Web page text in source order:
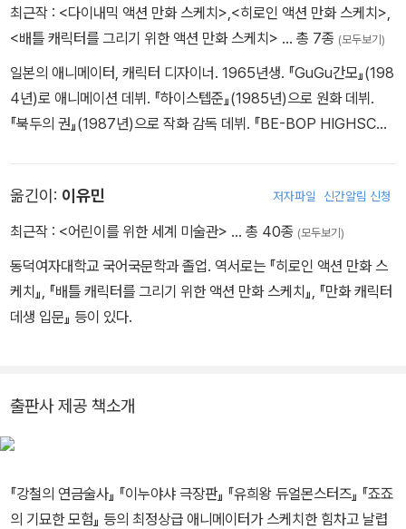
는 방법을 가르쳐 주는 첨삭 지도와 실력을 한층 높이는 저자의 팁은
별도의 코너로 설명했다.
최근작 : <다이내믹 액션 만화 스케치> <히로인 액션 만화 스케치>
<배틀 캐릭터를 그리기 위한 액션 만화 스케치> … 총 7종 (모두보기)
일본의 애니메이터, 캐릭터 디자이너. 1965년생. 『GuGu간모』(198
4년)로 애니메이션 데뷔. 『하이스텝준』(1985년)으로 원화 데뷔.
『북두의 권』(1987년)으로 작화 감독 데뷔. 『BE-BOP HIGHSCH
『바람의 검심 추억편』(1999년, 원화), 『유희왕 듀얼 몬스터즈』(200
0~2004년, 작화 감독, 원화), 『이누야샤 극장판』(2003년, 작화 감
년, 원화)등이 있다. 최근에는 『골든 카무이』(2018~2020년) 메인
애니메이터, 『pet』(2020년) 애니메이션 캐릭터 디자인 등을 맡고
있다. 저서로는 액션 만화 스케치 시리즈인 『히로인 액션 만화 스케
옮긴이: 이유민 저자파일 신간알림 신청
최근작 : <어린이를 위한 세계 미술관> … 총 40종 (모두보기)
동덕여자대학교 국어국문학과 졸업. 역서로는 『히로인 액션 만화 스
케치』, 『배틀 캐릭터를 그리기 위한 액션 만화 스케치』, 『만화 캐릭터
데생 입문』 등이 있다.
출판사 제공 책소개
『강철의 연금술사』 『이누야샤 극장판』 『유희왕 듀얼몬스터즈』 『죠죠
의 기묘한 모험』 등의 최정상급 애니메이터가 스케치한 힘차고 날렵